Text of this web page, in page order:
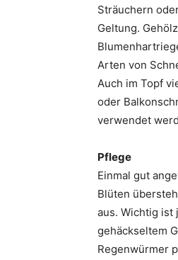
Sträuchern
Geltung.
Arten von
Auch im Topf
oder
verwendet
Pflege
Einmal gut
Blüten
aus. Wichtig ist
gehäckseltem
Regenwürmer